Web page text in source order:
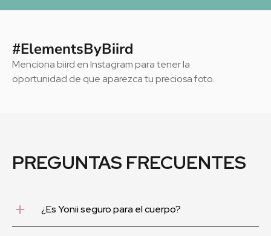
#ElementsByBiird
Menciona biird en Instagram para tener la
oportunidad de que aparezca tu preciosa foto.
PREGUNTAS FRECUENTES
¿Es Yonii seguro para el cuerpo?